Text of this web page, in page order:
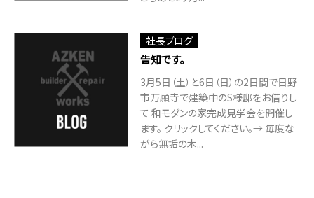
社長ブログ
告知です。
3月5日（土）と6日（日）の2日間で日野
市万願寺で建築中のS様邸をお借りし
て 和モダンの家完成見学会を開催し
ます。 クリックしてください。→ 毎度な
がら無垢の木...